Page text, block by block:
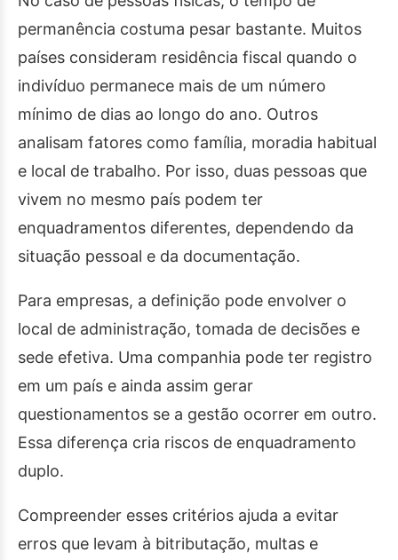
permanência costuma pesar bastante. Muitos
países consideram residência fiscal quando o
indivíduo permanece mais de um número
mínimo de dias ao longo do ano. Outros
analisam fatores como família, moradia habitual
e local de trabalho. Por isso, duas pessoas que
vivem no mesmo país podem ter
enquadramentos diferentes, dependendo da
situação pessoal e da documentação.
Para empresas, a definição pode envolver o
local de administração, tomada de decisões e
sede efetiva. Uma companhia pode ter registro
em um país e ainda assim gerar
questionamentos se a gestão ocorrer em outro.
Essa diferença cria riscos de enquadramento
duplo.
Compreender esses critérios ajuda a evitar
erros que levam à bitributação, multas e